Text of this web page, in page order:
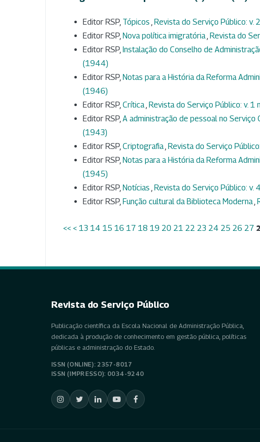
Editor RSP, Tópicos , Revista do Serviço Público: v.
Editor RSP, Nova política imigratória, Revista do
Editor RSP, Instalação do Conselho de
(1944)
Editor RSP, Notas para a História da Reforma
(1946)
Editor RSP, Crítica, Revista do Serviço Público: v. 1
Editor RSP, A administração de pessoal no Serviço
(1943)
Editor RSP, Criptografia, Revista do Serviço
Editor RSP, Notas para a História da Reforma
(1945)
Editor RSP, Notícias , Revista do Serviço Público: v.
Editor RSP, Função cultural da Biblioteca Moderna,
<< < 13 14 15 16 17 18 19 20 21 22 23 24 25 26 27
Revista do Serviço Público
Publicação científica da Escola Nacional de Administração Pública,
dedicada à produção de conhecimento em gestão pública, políticas
públicas e administração do Estado.
ISSN (ONLINE): 2357-8017
ISSN (IMPRESSO): 0034-9240